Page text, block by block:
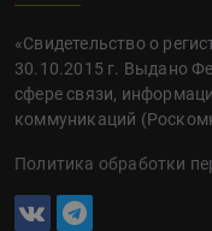
«Свидетельство о
30.10.2015 г. Выдано
сфере связи,
коммуникаций
Политика обработки